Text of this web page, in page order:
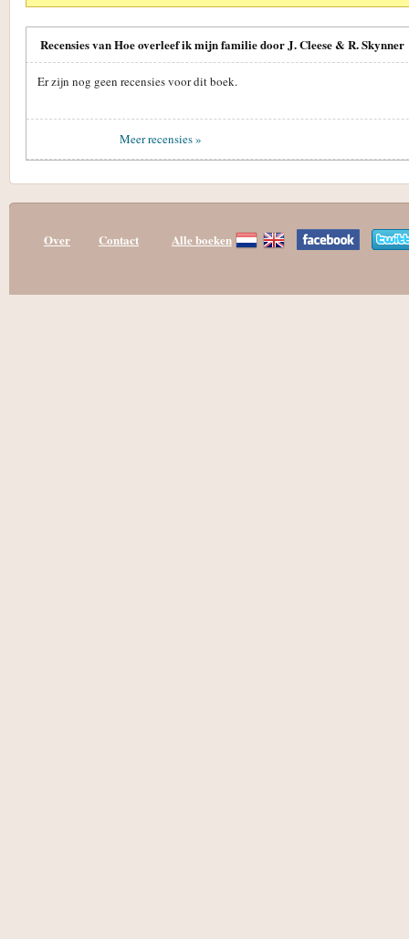
Recensies van Hoe overleef ik mijn familie door J. Cleese & R. Skynner
Er zijn nog geen recensies voor dit boek.
Meer recensies »
Over Contact Alle boeken